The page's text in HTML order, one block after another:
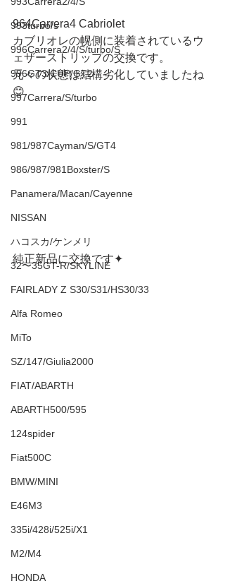
993turbo/s
996Carrera2/4/S/turbo/S
996GT3/CUP/GT2
997Carrera/S/turbo
991
981/987Cayman/S/GT4
986/987/981Boxster/S
Panamera/Macan/Cayenne
NISSAN
ハコスカ/ケンメリ
32〜35GT-R/SKYLINE
FAIRLADY Z S30/S31/HS30/33
Alfa Romeo
MiTo
SZ/147/Giulia2000
FIAT/ABARTH
ABARTH500/595
124spider
Fiat500C
BMW/MINI
E46M3
335i/428i/525i/X1
M2/M4
HONDA
964Carrera4 Cabriolet
カブリオレの幌側に装着されているウ
ェザーストリップの交換です。
元々の状態は結構劣化していましたね
😊
純正新品に交換です✦